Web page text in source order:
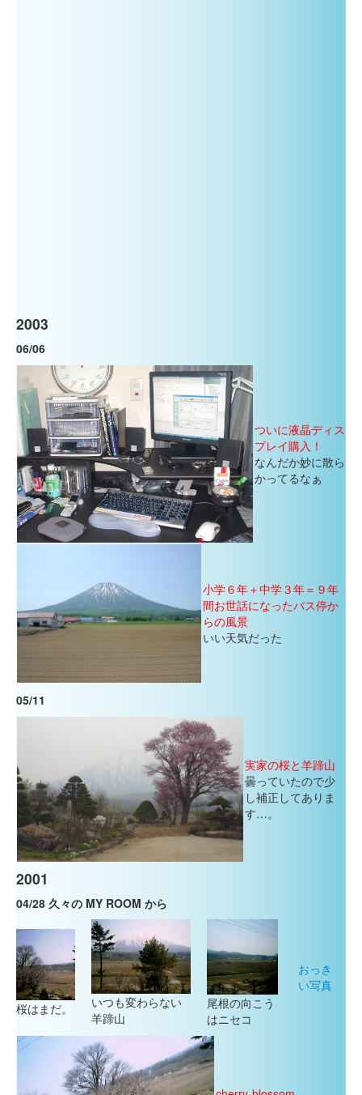
2003
06/06
ついに液晶ディス
プレイ購入！
なんだか妙に散ら
かってるなぁ
小学６年＋中学３年＝９年
間お世話になったバス停か
らの風景
いい天気だった
05/11
実家の桜と羊蹄山
曇っていたので少
し補正してありま
す…。
2001
04/28 久々の MY ROOM から
桜はまだ。
いつも変わらない
羊蹄山
尾根の向こう
はニセコ
おっき
い写真